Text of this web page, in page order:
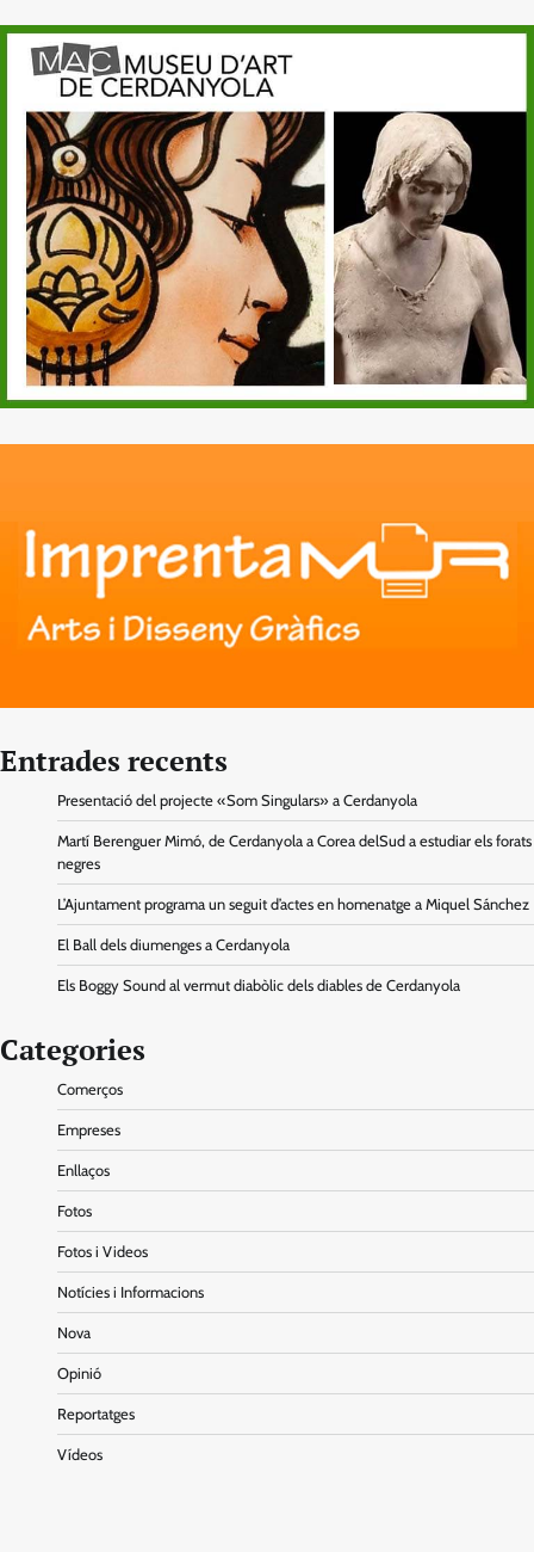
Entrades recents
Presentació del projecte «Som Singulars» a Cerdanyola
Martí Berenguer Mimó, de Cerdanyola a Corea delSud a estudiar els forats
negres
L’Ajuntament programa un seguit d’actes en homenatge a Miquel Sánchez
El Ball dels diumenges a Cerdanyola
Els Boggy Sound al vermut diabòlic dels diables de Cerdanyola
Categories
Comerços
Empreses
Enllaços
Fotos
Fotos i Videos
Notícies i Informacions
Nova
Opinió
Reportatges
Vídeos